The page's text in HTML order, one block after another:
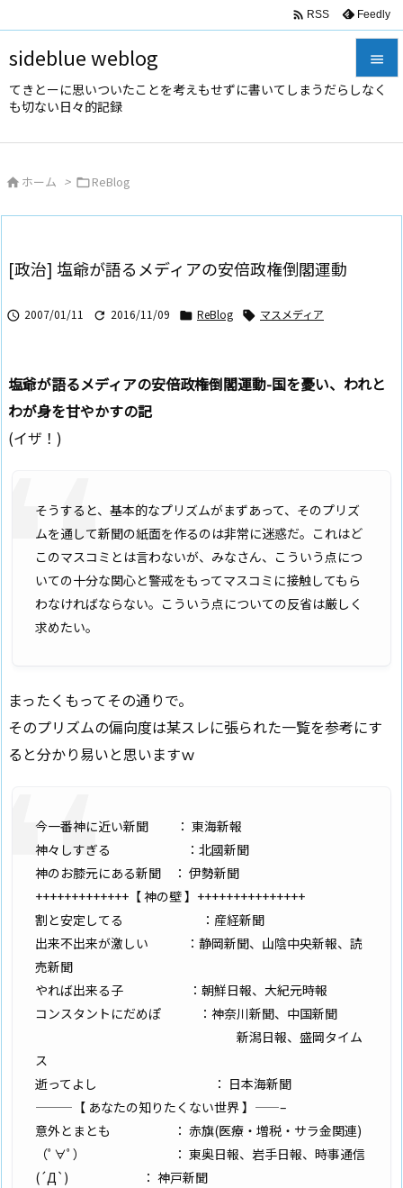
sideblue weblog
てきとーに思いついたことを考えもせずに書いてしまうだらしなく
も切ない日々的記録



 RSS Feedly
 ホーム > ReBlog
[政治] 塩爺が語るメディアの安倍政権倒閣運動
 2007/01/11  2016/11/09  ReBlog  マスメディア
塩爺が語るメディアの安倍政権倒閣運動-国を憂い、われと
わが身を甘やかすの記
(イザ！)
そうすると、基本的なプリズムがまずあって、そのプリズ
ムを通して新聞の紙面を作るのは非常に迷惑だ。これはど
このマスコミとは言わないが、みなさん、こういう点につ
いての十分な関心と警戒をもってマスコミに接触してもら
わなければならない。こういう点についての反省は厳しく
求めたい。
まったくもってその通りで。
そのプリズムの偏向度は某スレに張られた一覧を参考にす
ると分かり易いと思いますｗ
今一番神に近い新聞 ： 東海新報
神々しすぎる ：北國新聞
神のお膝元にある新聞 ： 伊勢新聞
+++++++++++++【 神の壁 】+++++++++++++++
割と安定してる ：産経新聞
出来不出来が激しい ：静岡新聞、山陰中央新報、読
売新聞
やれば出来る子 ：朝鮮日報、大紀元時報
コンスタントにだめぽ ：神奈川新聞、中国新聞
新潟日報、盛岡タイム
ス
逝ってよし ： 日本海新聞
———【 あなたの知りたくない世界 】——–
意外とまとも ： 赤旗(医療・増税・サラ金関連)
（ﾟ∀ﾟ） ： 東奥日報、岩手日報、時事通信
(´Д`) ： 神戸新聞